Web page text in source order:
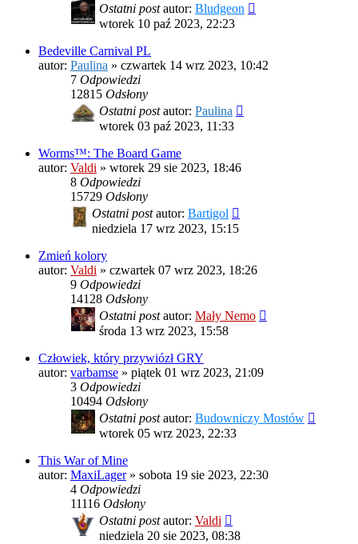
Ostatni postautor: Bludgeon
wtorek 10 paź 2023, 22:23
Bedeville Carnival PL
autor: Paulina » czwartek 14 wrz 2023, 10:42
7 Odpowiedzi
12815 Odsłony
Ostatni postautor: Paulina
wtorek 03 paź 2023, 11:33
Worms™: The Board Game
autor: Valdi » wtorek 29 sie 2023, 18:46
8 Odpowiedzi
15729 Odsłony
Ostatni postautor: Bartigol
niedziela 17 wrz 2023, 15:15
Zmień kolory
autor: Valdi » czwartek 07 wrz 2023, 18:26
9 Odpowiedzi
14128 Odsłony
Ostatni postautor: Mały Nemo
środa 13 wrz 2023, 15:58
Człowiek, który przywiózł GRY
autor: varbamse » piątek 01 wrz 2023, 21:09
3 Odpowiedzi
10494 Odsłony
Ostatni postautor: Budowniczy Mostów
wtorek 05 wrz 2023, 22:33
This War of Mine
autor: MaxiLager» sobota 19 sie 2023, 22:30
4 Odpowiedzi
11116 Odsłony
Ostatni postautor: Valdi
niedziela 20 sie 2023, 08:38